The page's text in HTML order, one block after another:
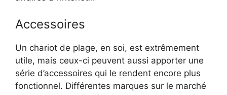
Accessoires
Un chariot de plage, en soi, est extrêmement
utile, mais ceux-ci peuvent aussi apporter une
série d’accessoires qui le rendent encore plus
fonctionnel. Différentes marques sur le marché